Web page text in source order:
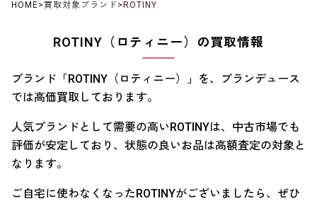
HOME> 買取対象ブランド >ROTINY
ROTINY（ロティニー）の買取情報
ブランド「ROTINY（ロティニー）」を、ブランデュース
では高価買取しております。
人気ブランドとして需要の高いROTINYは、中古市場でも
評価が安定しており、状態の良いお品は高額査定の対象と
なります。
ご自宅に使わなくなったROTINYがございましたら、ぜひ